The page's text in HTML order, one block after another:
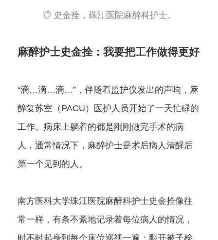
◎ 史金拴，珠江医院麻醉科护士。
麻醉护士史金拴：我要把工作做得更好
“滴…滴…滴…”，伴随着监护仪发出的声响，麻
醉复苏室（PACU）医护人员开始了一天忙碌的
工作。病床上躺着的都是刚刚做完手术的病
人，通常情况下，麻醉护士是术后病人清醒后
第一个见到的人。
南方医科大学珠江医院麻醉科护士史金拴像往
常一样，有条不紊地记录着每位病人的情况，